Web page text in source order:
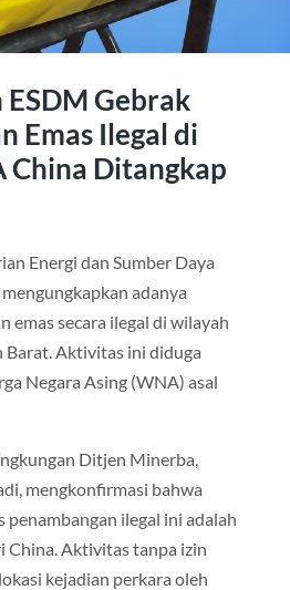
Gebrak
Emas Ilegal di
China Ditangkap
Energi dan Sumber Daya
adanya
emas secara ilegal di wilayah
Barat. Aktivitas ini diduga
Negara Asing (WNA) asal
Ditjen Minerba,
mengkonfirmasi bahwa
penambangan ilegal ini adalah
China. Aktivitas tanpa izin
kejadian perkara oleh